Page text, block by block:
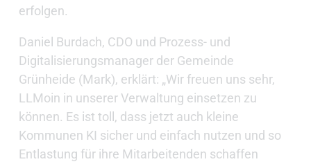
erfolgen.
Daniel Burdach, CDO und Prozess- und
Digitalisierungsmanager der Gemeinde
Grünheide (Mark), erklärt: „Wir freuen uns sehr,
LLMoin in unserer Verwaltung einsetzen zu
können. Es ist toll, dass jetzt auch kleine
Kommunen KI sicher und einfach nutzen und so
Entlastung für ihre Mitarbeitenden schaffen